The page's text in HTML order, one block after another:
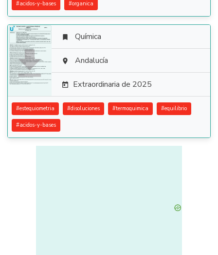
#acidos-y-bases #organica

 Química
 Andalucía
 Extraordinaria de 2025
#estequiometria #disoluciones #termoquimica #equilibrio
#acidos-y-bases